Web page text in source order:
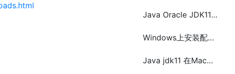
Java Oracle JDK11在Windows上安装配置
Windows上安装配置Kafka和Zookeeper
Java jdk11 在Mac上的安装和配置以及JDK多个版本之间切换